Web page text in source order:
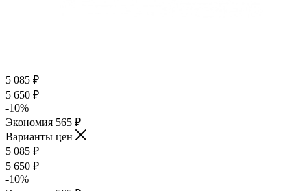
5 085 ₽
5 650 ₽
-10%
Экономия 565 ₽
Варианты цен
5 085 ₽
5 650 ₽
-10%